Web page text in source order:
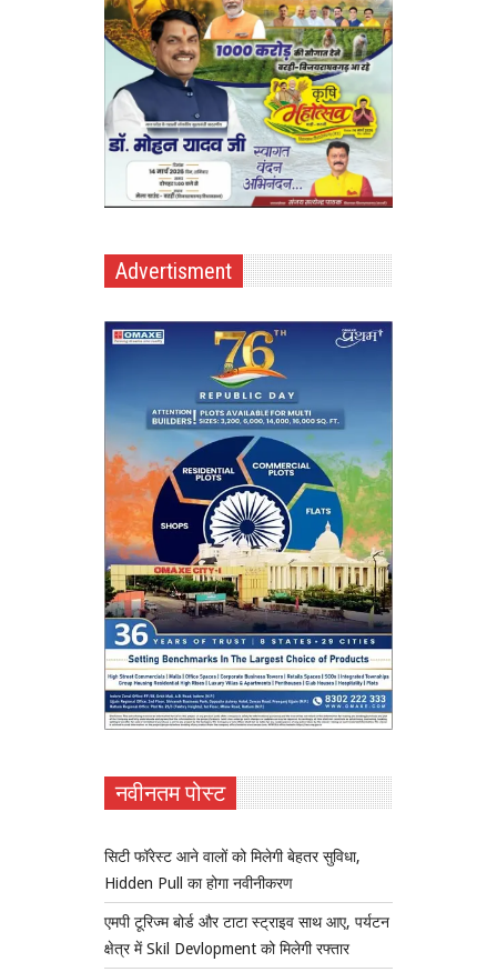
Advertisment
नवीनतम पोस्ट
सिटी फॉरेस्ट आने वालों को मिलेगी बेहतर सुविधा,
Hidden Pull का होगा नवीनीकरण
एमपी टूरिज्म बोर्ड और टाटा स्ट्राइव साथ आए, पर्यटन
क्षेत्र में Skil Devlopment को मिलेगी रफ्तार